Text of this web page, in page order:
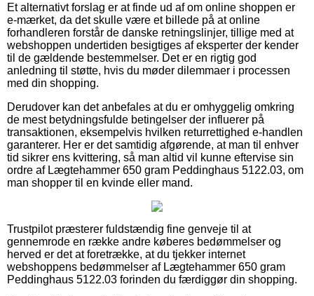
Et alternativt forslag er at finde ud af om online shoppen er
e-mærket, da det skulle være et billede på at online
forhandleren forstår de danske retningslinjer, tillige med at
webshoppen undertiden besigtiges af eksperter der kender
til de gældende bestemmelser. Det er en rigtig god
anledning til støtte, hvis du møder dilemmaer i processen
med din shopping.
Derudover kan det anbefales at du er omhyggelig omkring
de mest betydningsfulde betingelser der influerer på
transaktionen, eksempelvis hvilken returrettighed e-handlen
garanterer. Her er det samtidig afgørende, at man til enhver
tid sikrer ens kvittering, så man altid vil kunne eftervise sin
ordre af Lægtehammer 650 gram Peddinghaus 5122.03, om
man shopper til en kvinde eller mand.
Trustpilot præsterer fuldstændig fine genveje til at
gennemrode en række andre køberes bedømmelser og
herved er det at foretrække, at du tjekker internet
webshoppens bedømmelser af Lægtehammer 650 gram
Peddinghaus 5122.03 forinden du færdiggør din shopping.